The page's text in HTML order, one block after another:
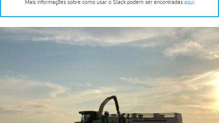
Mais informações sobre como usar o Slack podem ser encontradas aqui